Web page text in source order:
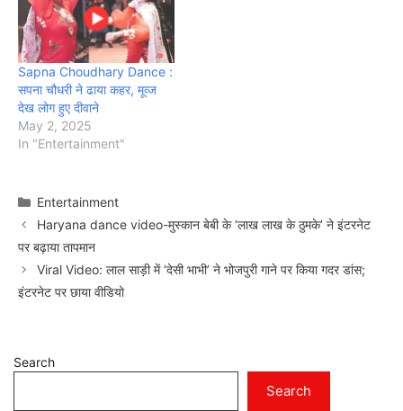
Sapna Choudhary Dance :
सपना चौधरी ने ढाया कहर, मूव्ज
देख लोग हुए दीवाने
May 2, 2025
In "Entertainment"
Categories
Entertainment
Haryana dance video-मुस्कान बेबी के ‘लाख लाख के ठुमके’ ने इंटरनेट
पर बढ़ाया तापमान
Viral Video: लाल साड़ी में ‘देसी भाभी’ ने भोजपुरी गाने पर किया गदर डांस;
इंटरनेट पर छाया वीडियो
Search
Search